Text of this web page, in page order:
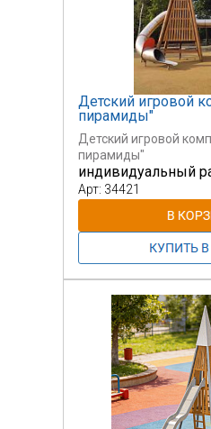
Детский игровой
пирамиды"
Детский игровой
пирамиды"
индивидуальный
Арт: 34421